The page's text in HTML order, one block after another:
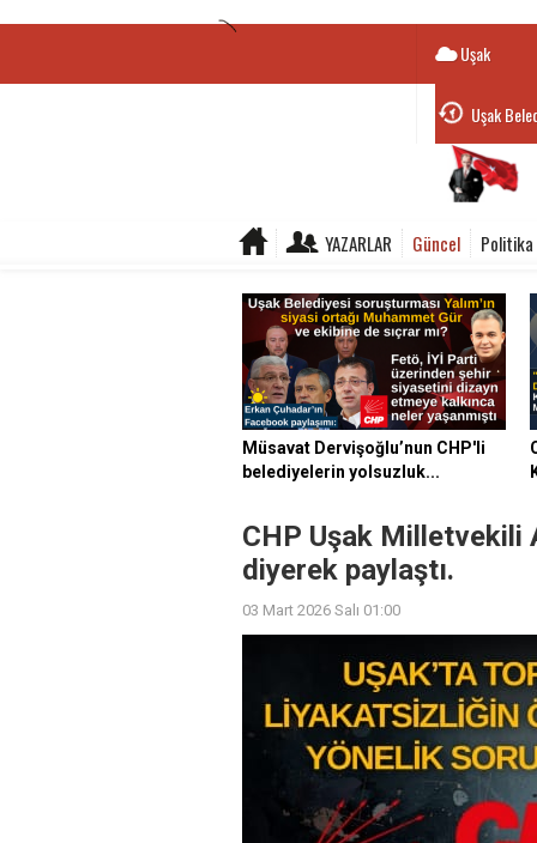
Uşak
Uşak
YAZARLAR Güncel Politika
Müsavat Dervişoğlu’nun CHP'li
belediyelerin yolsuzluk...
CHP Uşak Milletvekili
diyerek paylaştı.
03 Mart 2026 Salı 01:00